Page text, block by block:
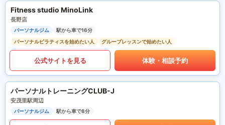
Fitness studio MinoLink
長野店
パーソナルジム
駅から車で16分
パーソナルピラティスを始めたい人
グループレッスンで始めたい人
公式サイトを見る 体験・相談予約
パーソナルトレーニングCLUB-J
安茂里駅周辺
パーソナルジム 駅から車で8分